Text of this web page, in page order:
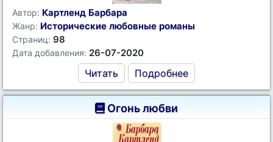
Автор: Картленд Барбара
Жанр: Исторические любовные романы
Страниц: 98
Дата добавления: 26-07-2020
Читать Подробнее
Огонь любви